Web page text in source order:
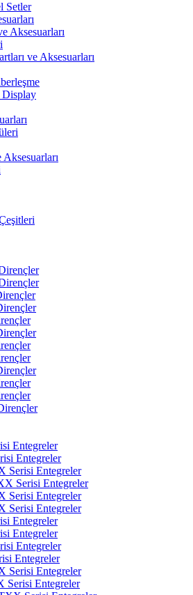
Setler
Aksesuarları
ve Aksesuarları
Entegreler
Entegreler
Serisi Entegreler
Serisi Entegreler
Serisi Entegreler
Serisi Entegreler
Entegreler
Entegreler
Entegreler
Entegreler
Serisi Entegreler
Serisi Entegreler